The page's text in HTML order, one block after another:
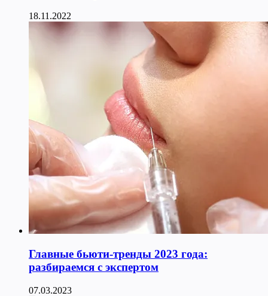
18.11.2022
Главные бьюти-тренды 2023 года:
разбираемся с экспертом
07.03.2023